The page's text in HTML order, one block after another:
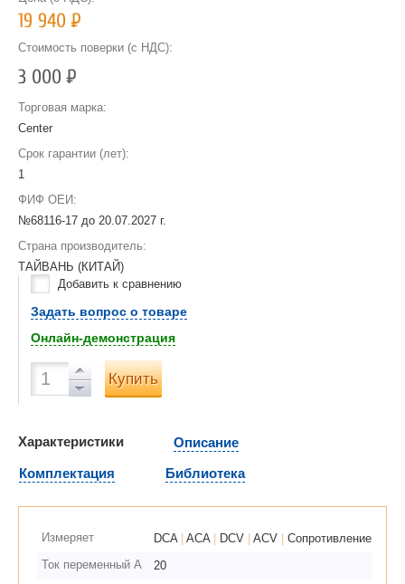
19 940Р
Стоимость поверки (с НДС):
3 000Р
Торговая марка:
Center
Срок гарантии (лет):
1
ФИФ ОЕИ:
№68116-17 до 20.07.2027 г.
Страна производитель:
ТАЙВАНЬ (КИТАЙ)
Добавить к сравнению
Задать вопрос о товаре
Онлайн-демонстрация
Купить
Характеристики
Описание
Комплектация
Библиотека
Измеряет DCA ACA DCV ACV
Сопротивление
Ток переменный А
20